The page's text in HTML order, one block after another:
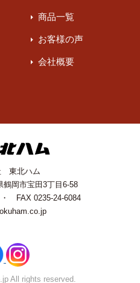
商品一覧
お客様の声
会社概要
東北ハム
岡市宝田3丁目6-58
FAX 0235-24-6084
All rights reserved.